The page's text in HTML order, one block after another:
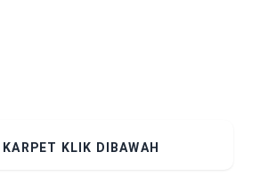
KLIK DIBAWAH